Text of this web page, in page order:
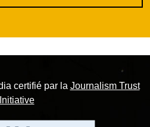
certifié par la Journalism Trust
Initiative